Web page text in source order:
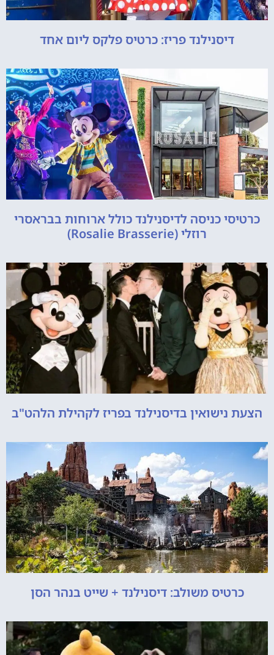
דיסנילנד פריז: כרטיס פלקס ליום אחד
כרטיסי כניסה לדיסנילנד כולל ארוחות בבראסרי
רוזלי (Rosalie Brasserie)
הצעת נישואין בדיסנילנד בפריז לקהילת הלהט"ב
כרטיס משולב: דיסנילנד + שייט בנהר הסן